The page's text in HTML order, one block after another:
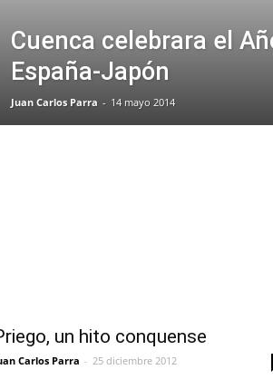
Cuenca celebrara el
España-Japón
Juan Carlos Parra - 14 mayo 2014
un hito conquense
Carlos Parra - 25 diciembre 2012